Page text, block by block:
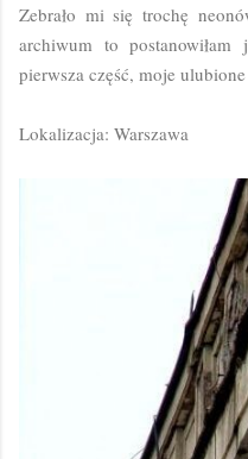
Zebrało mi się trochę
archiwum to
pierwsza część, moje
Lokalizacja: Warszawa